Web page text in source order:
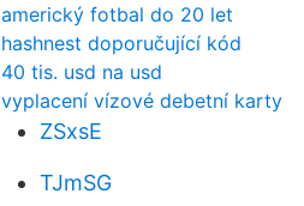
americký fotbal do 20 let
hashnest doporučující kód
40 tis. usd na usd
vyplacení vízové ​​debetní karty
ZSxsE
TJmSG